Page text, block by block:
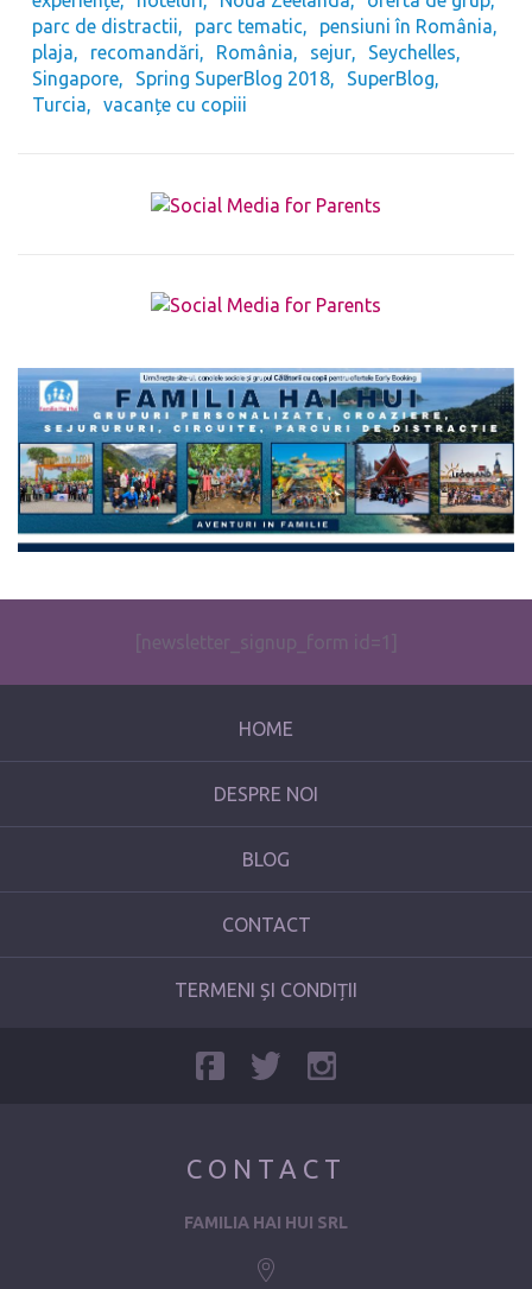
parc de distractii
parc tematic
pensiuni în România
plaja
recomandări România sejur
Seychelles
Singapore
Spring SuperBlog 2018
SuperBlog
Turcia
vacanțe cu copiii
The form you have selected does not exist.
[newsletter_signup_form id=1]
HOME
DESPRE NOI
BLOG
CONTACT
TERMENI ȘI CONDIȚII
CONTACT
FAMILIA HAI HUI SRL